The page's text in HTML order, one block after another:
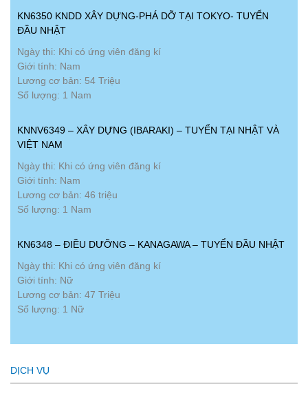
KN6350 KNDD XÂY DỰNG-PHÁ DỠ TẠI TOKYO- TUYỂN
ĐẦU NHẬT
Ngày thi: Khi có ứng viên đăng kí
Giới tính: Nam
Lương cơ bản: 54 Triệu
Số lượng: 1 Nam
KNNV6349 – XÂY DỰNG (IBARAKI) – TUYỂN TẠI NHẬT VÀ
VIỆT NAM
Ngày thi: Khi có ứng viên đăng kí
Giới tính: Nam
Lương cơ bản: 46 triệu
Số lượng: 1 Nam
KN6348 – ĐIỀU DƯỠNG – KANAGAWA – TUYỂN ĐẦU NHẬT
Ngày thi: Khi có ứng viên đăng kí
Giới tính: Nữ
Lương cơ bản: 47 Triệu
Số lượng: 1 Nữ
DỊCH VỤ